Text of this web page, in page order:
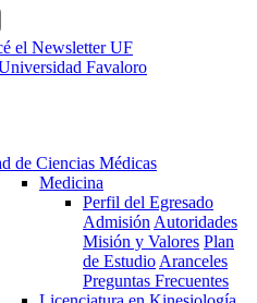
el Newsletter UF
de Ciencias Médicas
Medicina
Perfil del Egresado
Admisión Autoridades
Misión y Valores Plan
de Estudio Aranceles
Preguntas Frecuentes